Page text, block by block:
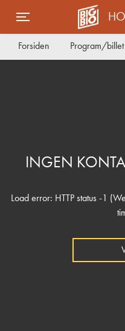
Toggle navigation
Forsiden Program/billet
INGEN
Load error: HTTP status -1